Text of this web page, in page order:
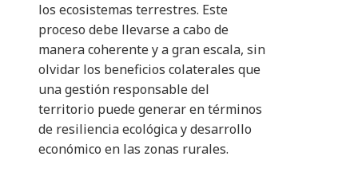
los ecosistemas terrestres. Este
proceso debe llevarse a cabo de
manera coherente y a gran escala, sin
olvidar los beneficios colaterales que
una gestión responsable del
territorio puede generar en términos
de resiliencia ecológica y desarrollo
económico en las zonas rurales.